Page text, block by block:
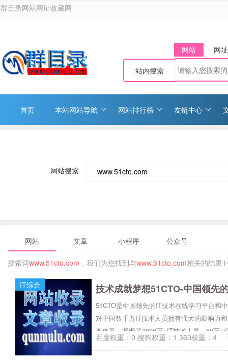
群目录网站网址收藏网
网站 网址
站内搜索
首页 本站网站导航 网站排行榜 友链中心
网站搜索
网站 文章 小程序 公众号
搜索词www.51cto.com ，我们为您找到与www.51cto.com相关的结果
IT综合 技术成就梦想51CTO-中国领先
51CTO是中国领先的IT技术在线学习平台和
对中国数千万IT技术人员拥有强大的影响力
务体系，凝聚了2000万+IT技术人员、50万
线教育资源，完整覆盖就业培训、在职提升
百度权重：0 搜狗权重：1 360权重：4